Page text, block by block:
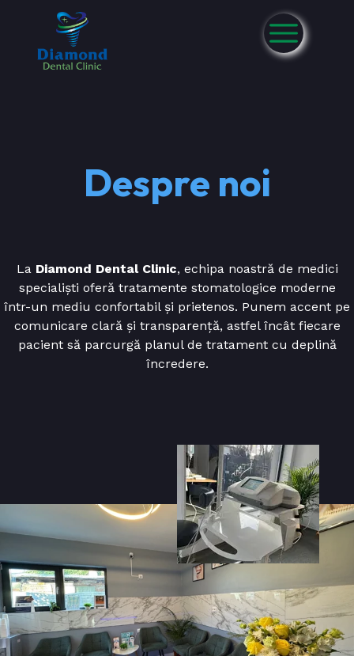
Despre noi
La Diamond Dental Clinic, echipa noastră de medici
specialiști oferă tratamente stomatologice moderne
într-un mediu confortabil și prietenos. Punem accent pe
comunicare clară și transparență, astfel încât fiecare
pacient să parcurgă planul de tratament cu deplină
încredere.